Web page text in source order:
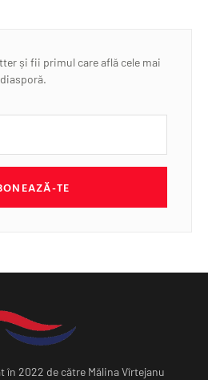
și fii primul care află cele mai
TE
în 2022 de către Mălina Vîrtejanu